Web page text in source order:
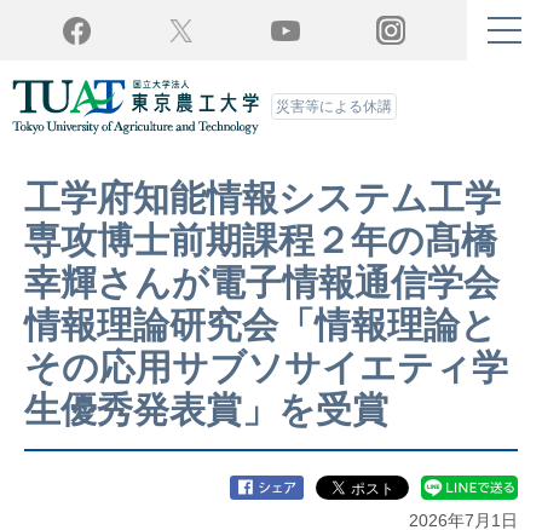
Facebook YouTube Instagram
災害等による休講
工学府知能情報システム工学
専攻博士前期課程２年の髙橋
幸輝さんが電子情報通信学会
情報理論研究会「情報理論と
その応用サブソサイエティ学
生優秀発表賞」を受賞
2026年7月1日